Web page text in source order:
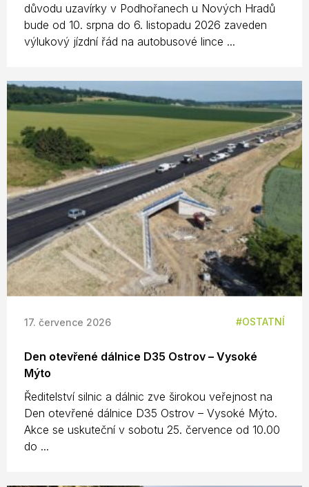
důvodu uzavírky v Podhořanech u Nových Hradů
bude od 10. srpna do 6. listopadu 2026 zaveden
výlukový jízdní řád na autobusové lince ...
17. července 2026 OSTATNÍ
Den otevřené dálnice D35 Ostrov – Vysoké
Mýto
Ředitelství silnic a dálnic zve širokou veřejnost na
Den otevřené dálnice D35 Ostrov – Vysoké Mýto.
Akce se uskuteční v sobotu 25. července od 10.00
do ...